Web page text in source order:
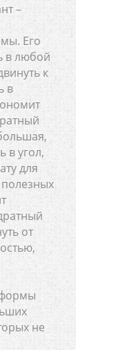
–
Его
в любой
к
в
в угол,
для
от
не